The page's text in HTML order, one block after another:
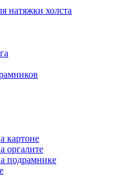
натяжки холста
картоне
оргалите
подрамнике